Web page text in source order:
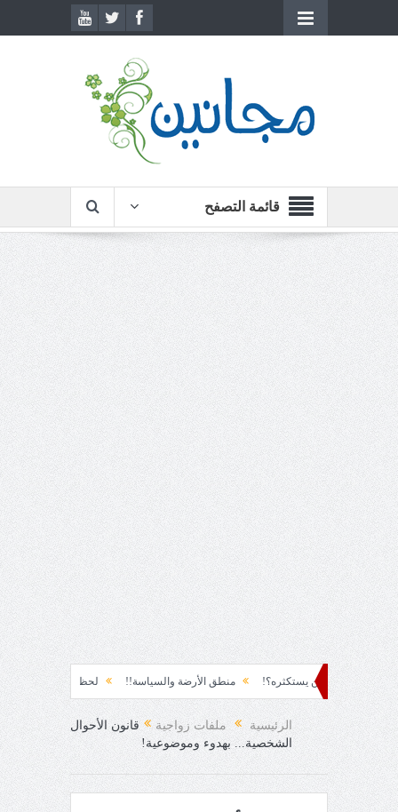
قائمة التصفح
رزقٌ من يستكثره؟! منطق الأرضة والسياسة!! لحظة نشوة!! سياسة!!
الدهشة!
الرئيسية ملفات زواجية
قانون الأحوال
الشخصية... بهدوء وموضوعية!